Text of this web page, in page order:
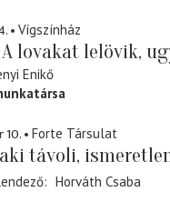
Vígszínház
A lovakat lelövik,
Enikő
10. Forte Társulat
távoli,
Horváth Csaba